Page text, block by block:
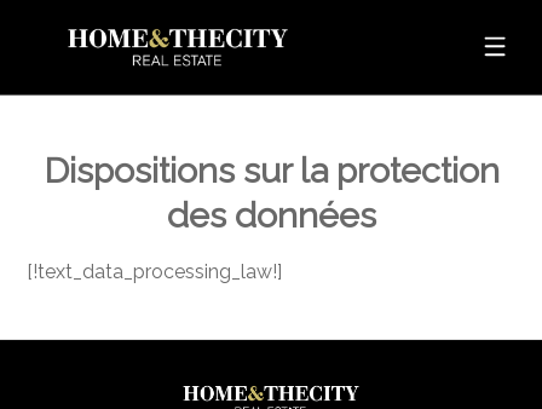
Dispositions sur la protection
des données
[!text_data_processing_law!]